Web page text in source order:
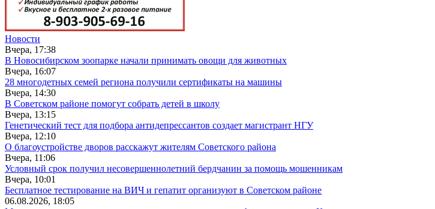
Новости
Вчера, 17:38
В Новосибирском зоопарке начали принимать овощи для животных
Вчера, 16:07
28 многодетных семей региона получили сертификаты на машины
Вчера, 14:30
В Советском районе помогут собрать детей в школу
Вчера, 13:15
Генетический тест для подбора антидепрессантов создает магистрант НГУ
Вчера, 12:10
О благоустройстве дворов расскажут жителям Советского района
Вчера, 11:06
Условный срок получил несовершеннолетний бердчанин за помощь мошенникам
Вчера, 10:01
Бесплатное тестирование на ВИЧ и гепатит организуют в Советском районе
06.08.2026, 18:05